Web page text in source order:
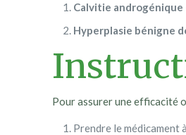
Calvitie androgénique
Hyperplasie bénigne
Pour assurer une efficacité
Prendre le médicament